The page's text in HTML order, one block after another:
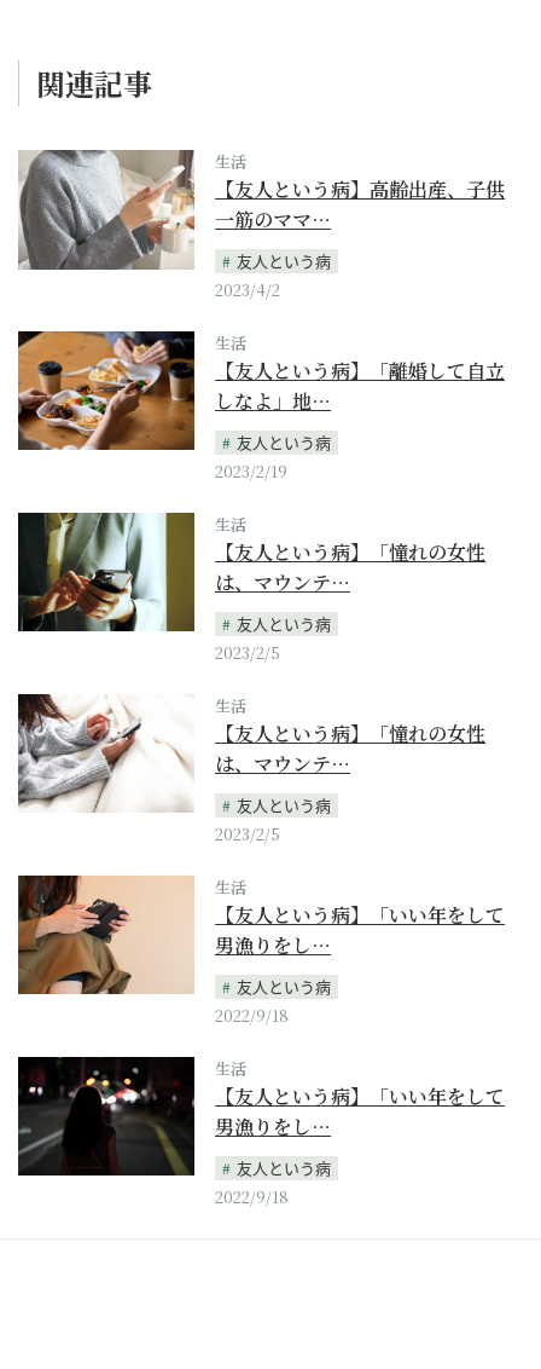
関連記事
生活
【友人という病】高齢出産、子供
一筋のママ…
友人という病
2023/4/2
生活
【友人という病】「離婚して自立
しなよ」地…
友人という病
2023/2/19
生活
【友人という病】「憧れの女性
は、マウンテ…
友人という病
2023/2/5
生活
【友人という病】「憧れの女性
は、マウンテ…
友人という病
2023/2/5
生活
【友人という病】「いい年をして
男漁りをし…
友人という病
2022/9/18
生活
【友人という病】「いい年をして
男漁りをし…
友人という病
2022/9/18